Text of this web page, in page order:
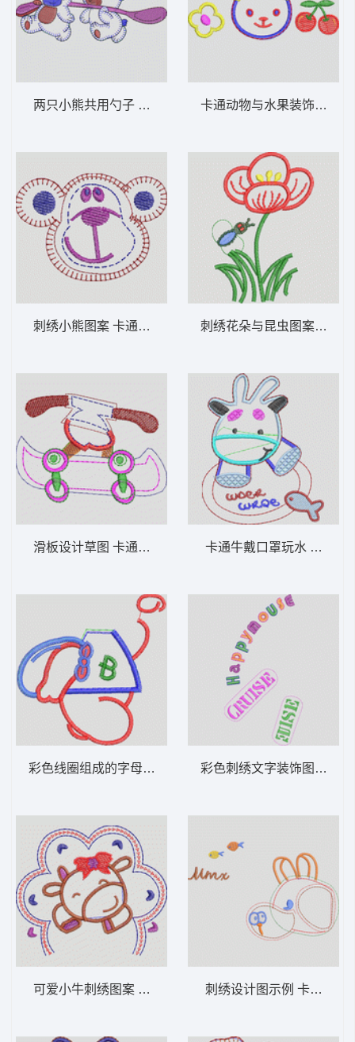
两只小熊共用勺子 卡通童装章标贴布
刺绣小熊图案 卡通童装章标贴布
滑板设计草图 卡通童装章标贴布
彩色线圈组成的字母B图案 卡通童装章标贴
可爱小牛刺绣图案 卡通童装章标贴布
刺绣花朵与
卡通牛戴口罩
刺绣设计图示例 卡